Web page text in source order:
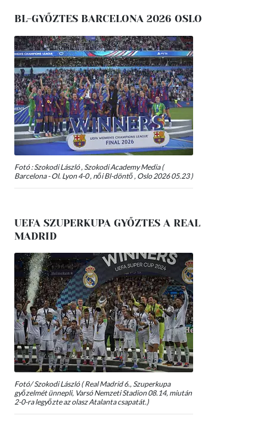
BL-GYŐZTES BARCELONA 2026 OSLO
Fotó : Szokodi László , Szokodi Academy Media (
Barcelona - Ol. Lyon 4-0 , női Bl-döntő , Oslo 2026 05.23 )
UEFA SZUPERKUPA GYŐZTES A REAL
MADRID
Fotó/ Szokodi László ( Real Madrid 6., Szuperkupa
győzelmét ünnepli, Varsó Nemzeti Stadion 08.14, miután
2-0-ra legyőzte az olasz Atalanta csapatát.)